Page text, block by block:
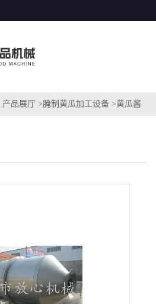
产品展厅 >腌制黄瓜加工设备 >黄瓜酱